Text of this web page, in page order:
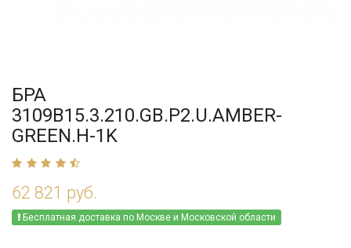
БРА
3109B15.3.210.GB.P2.U.AMBER-
GREEN.H-1K
62 821 руб.
Бесплатная доставка по Москве и Московской области